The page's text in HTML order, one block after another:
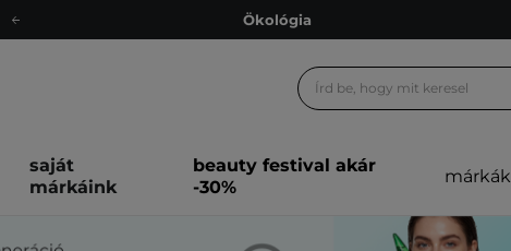
Ökológia
Ingyenes szállítás 15 000 Ft-tól
Ökológia
saját
márkáink
beauty festival akár
-30%
márkák